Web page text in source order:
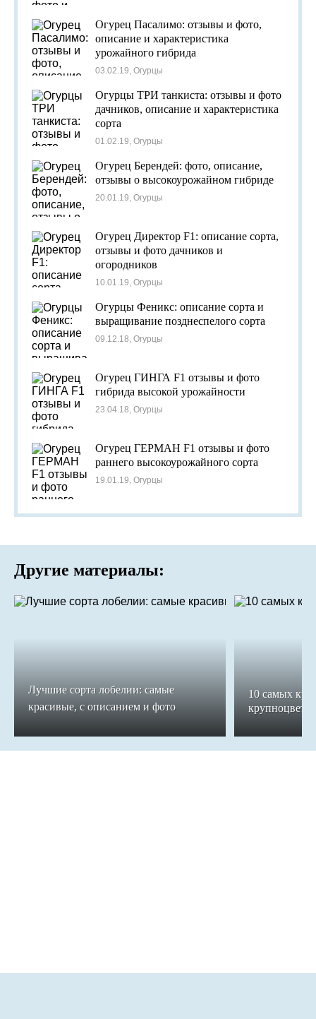
Огурец Пасалимо: отзывы и фото,
описание и характеристика
урожайного гибрида
03.02.19, Огурцы
Огурцы ТРИ танкиста: отзывы и фото
дачников, описание и характеристика
сорта
01.02.19, Огурцы
Огурец Берендей: фото, описание,
отзывы о высокоурожайном гибриде
20.01.19, Огурцы
Огурец Директор F1: описание сорта,
отзывы и фото дачников и
огородников
10.01.19, Огурцы
Огурцы Феникс: описание сорта и
выращивание позднеспелого сорта
09.12.18, Огурцы
Огурец ГИНГА F1 отзывы и фото
гибрида высокой урожайности
23.04.18, Огурцы
Огурец ГЕРМАН F1 отзывы и фото
раннего высокоурожайного сорта
19.01.19, Огурцы
Другие материалы:
Лучшие сорта лобелии: самые
красивые, с описанием и фото
10 самых